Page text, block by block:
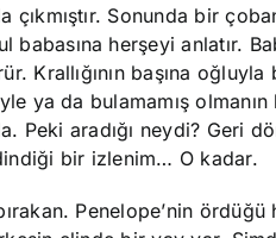
Sonunda bir
babasına herşeyi anlatır.
Krallığının başına
ya da bulamamış
Peki aradığı neydi? Geri
bir izlenim… O kadar.
Penelope’nin ördüğü